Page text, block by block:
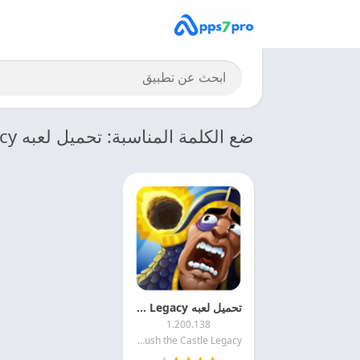
ضع الكلمة المناسبة: تحميل لعبه Crush the Castle Legacy
تحميل لعبه Crush the Castle Legacy مجانا
1.200.138
Crush the Castle Legacy